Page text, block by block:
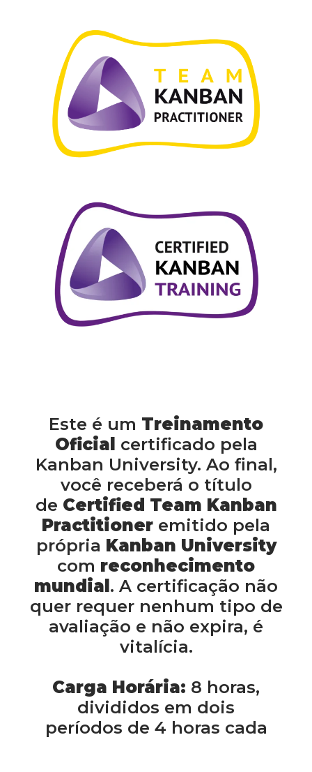
Este é um Treinamento
Oficial certificado pela
Kanban University. Ao final,
você receberá o título
de Certified Team Kanban
Practitioner emitido pela
própria Kanban University
com reconhecimento
mundial . A certificação não
quer requer nenhum tipo de
avaliação e não expira, é
vitalícia.
Carga Horária: 8 horas,
divididos em dois
períodos de 4 horas cada